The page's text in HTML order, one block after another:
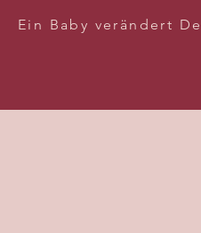
Ein Baby verändert